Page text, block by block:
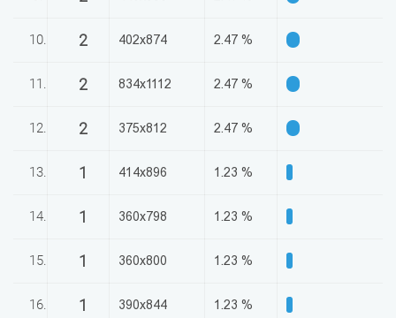
10. 2 402x874 2.47 %
11. 2 834x1112 2.47 %
12. 2 375x812 2.47 %
13. 1 414x896 1.23 %
14. 1 360x798 1.23 %
15. 1 360x800 1.23 %
16. 1 390x844 1.23 %